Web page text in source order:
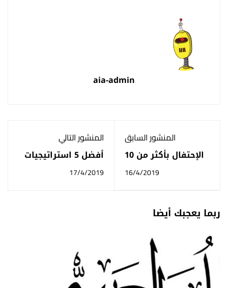
aia-admin
المنشور السابق
الإحتفال بأكثر من 10
آلاف طالب في منصة
أعد
16/4/2019
المنشور التالي
أفضل 5 استراتيجيات
التطوير الإداري الناجح
داخل المؤسسات
17/4/2019
ربما يعجبك أيضا